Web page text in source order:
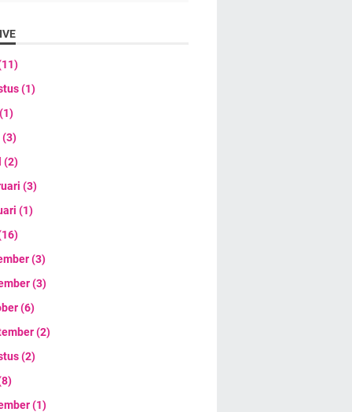
(1)
(1)
(3)
(2)
(3)
(1)
(3)
(3)
(6)
(2)
(2)
(1)